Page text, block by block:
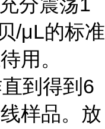
/μL的标准
用。
到得到6
样品。放